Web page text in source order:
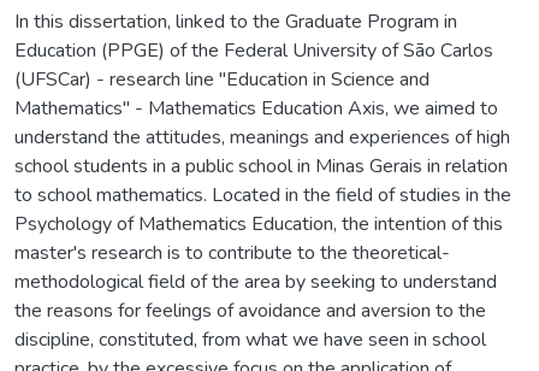
In this dissertation, linked to the Graduate Program in
Education (PPGE) of the Federal University of São Carlos
(UFSCar) - research line "Education in Science and
Mathematics" - Mathematics Education Axis, we aimed to
understand the attitudes, meanings and experiences of high
school students in a public school in Minas Gerais in relation
to school mathematics. Located in the field of studies in the
Psychology of Mathematics Education, the intention of this
master's research is to contribute to the theoretical-
methodological field of the area by seeking to understand
the reasons for feelings of avoidance and aversion to the
discipline, constituted, from what we have seen in school